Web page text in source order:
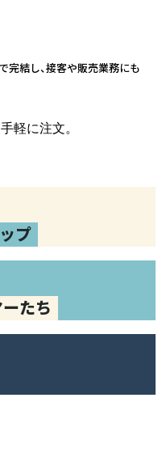
完結し、接客や販売業務にも
軽に注文。
プ
たち